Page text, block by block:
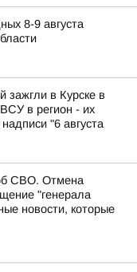
8-9 августа
зажгли в Курске в
в регион - их
"6 августа
СВО. Отмена
"генерала
новости, которые